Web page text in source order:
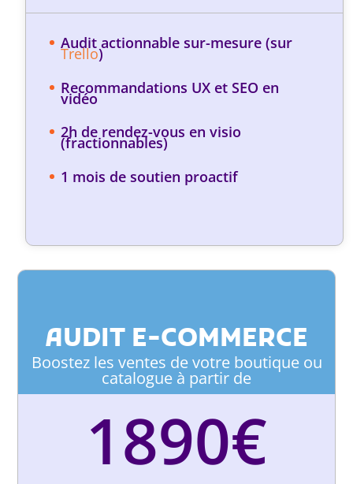
Audit actionnable sur-mesure (sur
Trello)
Recommandations UX et SEO en
vidéo
2h de rendez-vous en visio
(fractionnables)
1 mois de soutien proactif
AUDIT E-COMMERCE
Boostez les ventes de votre boutique ou
catalogue à partir de
1890€